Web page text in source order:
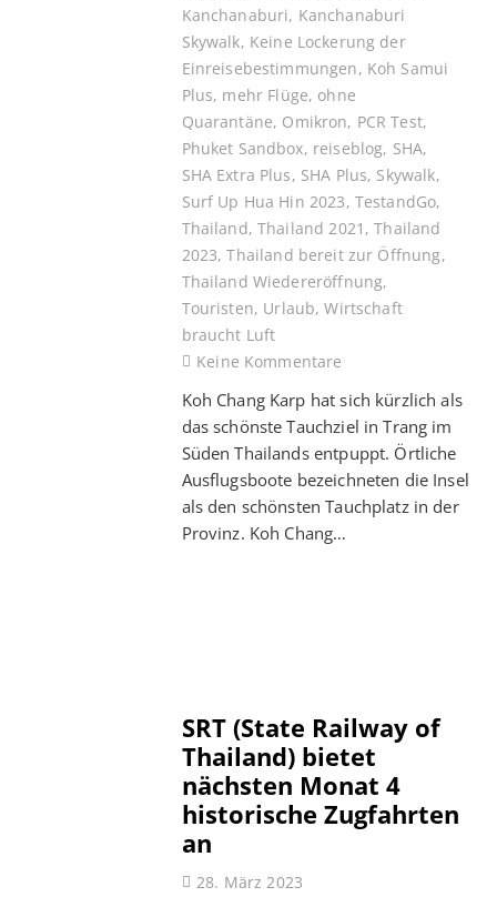
Kanchanaburi, Kanchanaburi
Skywalk, Keine Lockerung der
Einreisebestimmungen, Koh Samui
Plus, mehr Flüge, ohne
Quarantäne, Omikron, PCR Test,
Phuket Sandbox, reiseblog, SHA,
SHA Extra Plus, SHA Plus, Skywalk,
Surf Up Hua Hin 2023, TestandGo,
Thailand,Thailand 2021 ,Thailand
2023,Thailand bereit zur Öffnung,
Thailand Wiedereröffnung,
Touristen, Urlaub,Wirtschaft
braucht Luft
Keine Kommentare
Koh Chang Karp hat sich kürzlich als
das schönste Tauchziel in Trang im
Süden Thailands entpuppt. Örtliche
Ausflugsboote bezeichneten die Insel
als den schönsten Tauchplatz in der
Provinz. Koh Chang…
SRT (State Railway of
Thailand) bietet
nächsten Monat 4
historische Zugfahrten
an
28. März 2023